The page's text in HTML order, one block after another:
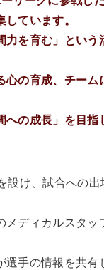
ています。
力を育む」とい
の育成、チーム
の成長」を目指
設け、試合への出
ディカルスタッ
手の情報を共有